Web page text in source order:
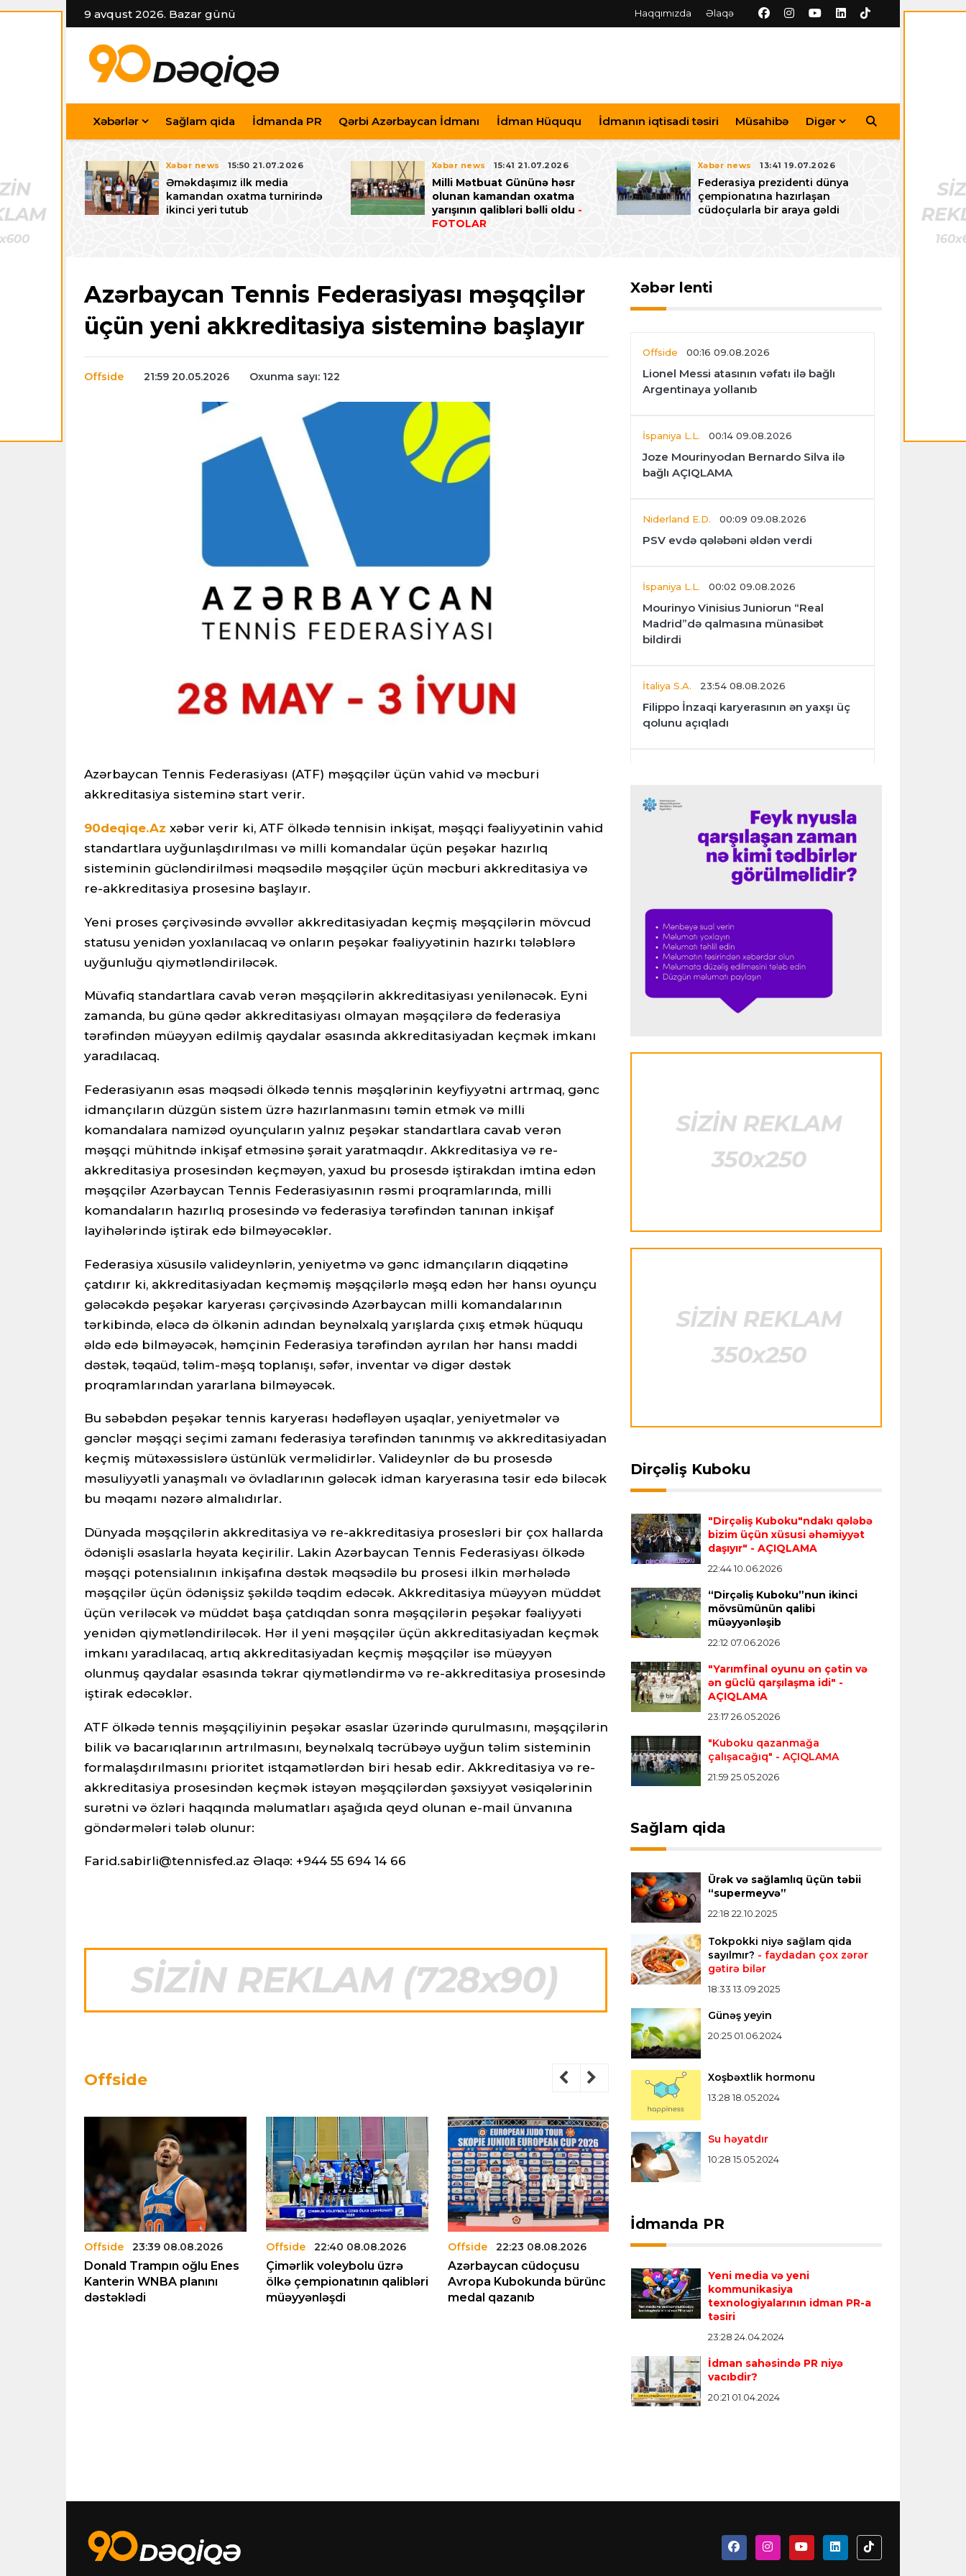
9 avqust 2026. Bazar günü Haqqımızda Əlaqə
Xəbərlər Sağlam qida İdmanda PR Qərbi Azərbaycan İdmanı İdman Hüququ İdmanın iqtisadi təsiri Müsahibə Digər
U-15
festivalı ilə
Xəbər news 15:50 21.07.2026
Əməkdaşımız ilk media
kamandan oxatma turnirində
ikinci yeri tutub
Xəbər news 15:41 21.07.2026
Milli Mətbuat Gününə həsr
olunan kamandan oxatma
yarışının qalibləri bəlli oldu -
FOTOLAR
Xəbər news 13:41 19.07.2026
Federasiya prezidenti dünya
çempionatına hazırlaşan
cüdoçularla bir araya gəldi
Azərbaycan Tennis Federasiyası məşqçilər
üçün yeni akkreditasiya sisteminə başlayır
Offside 21:59 20.05.2026 Oxunma sayı: 122
Azərbaycan Tennis Federasiyası (ATF) məşqçilər üçün vahid və məcburi
akkreditasiya sisteminə start verir.
90deqiqe.Az xəbər verir ki, ATF ölkədə tennisin inkişat, məşqçi fəaliyyətinin vahid
standartlara uyğunlaşdırılması və milli komandalar üçün peşəkar hazırlıq
sisteminin gücləndirilməsi məqsədilə məşqçilər üçün məcburi akkreditasiya və
re-akkreditasiya prosesinə başlayır.
Yeni proses çərçivəsində əvvəllər akkreditasiyadan keçmiş məşqçilərin mövcud
statusu yenidən yoxlanılacaq və onların peşəkar fəaliyyətinin hazırkı tələblərə
uyğunluğu qiymətləndiriləcək.
Müvafiq standartlara cavab verən məşqçilərin akkreditasiyası yenilənəcək. Eyni
zamanda, bu günə qədər akkreditasiyası olmayan məşqçilərə də federasiya
tərəfindən müəyyən edilmiş qaydalar əsasında akkreditasiyadan keçmək imkanı
yaradılacaq.
Federasiyanın əsas məqsədi ölkədə tennis məşqlərinin keyfiyyətni artrmaq, gənc
idmançıların düzgün sistem üzrə hazırlanmasını təmin etmək və milli
komandalara namizəd oyunçuların yalnız peşəkar standartlara cavab verən
məşqçi mühitndə inkişaf etməsinə şərait yaratmaqdır. Akkreditasiya və re-
akkreditasiya prosesindən keçməyən, yaxud bu prosesdə iştirakdan imtina edən
məşqçilər Azərbaycan Tennis Federasiyasının rəsmi proqramlarında, milli
komandaların hazırlıq prosesində və federasiya tərəfindən tanınan inkişaf
layihələrində iştirak edə bilməyəcəklər.
Federasiya xüsusilə valideynlərin, yeniyetmə və gənc idmançıların diqqətinə
çatdırır ki, akkreditasiyadan keçməmiş məşqçilərlə məşq edən hər hansı oyunçu
gələcəkdə peşəkar karyerası çərçivəsində Azərbaycan milli komandalarının
tərkibində, eləcə də ölkənin adından beynəlxalq yarışlarda çıxış etmək hüququ
əldə edə bilməyəcək, həmçinin Federasiya tərəfindən ayrılan hər hansı maddi
dəstək, təqaüd, təlim-məşq toplanışı, səfər, inventar və digər dəstək
proqramlarından yararlana bilməyəcək.
Bu səbəbdən peşəkar tennis karyerası hədəfləyən uşaqlar, yeniyetmələr və
gənclər məşqçi seçimi zamanı federasiya tərəfindən tanınmış və akkreditasiyadan
keçmiş mütəxəssislərə üstünlük verməlidirlər. Valideynlər də bu prosesdə
məsuliyyətli yanaşmalı və övladlarının gələcək idman karyerasına təsir edə biləcək
bu məqamı nəzərə almalıdırlar.
Dünyada məşqçilərin akkreditasiya və re-akkreditasiya prosesləri bir çox hallarda
ödənişli əsaslarla həyata keçirilir. Lakin Azərbaycan Tennis Federasiyası ölkədə
məşqçi potensialının inkişafına dəstək məqsədilə bu prosesi ilkin mərhələdə
məşqçilər üçün ödənişsiz şəkildə təqdim edəcək. Akkreditasiya müəyyən müddət
üçün veriləcək və müddət başa çatdıqdan sonra məşqçilərin peşəkar fəaliyyəti
yenidən qiymətləndiriləcək. Hər il yeni məşqçilər üçün akkreditasiyadan keçmək
imkanı yaradılacaq, artıq akkreditasiyadan keçmiş məşqçilər isə müəyyən
olunmuş qaydalar əsasında təkrar qiymətləndirmə və re-akkreditasiya prosesində
iştirak edəcəklər.
ATF ölkədə tennis məşqçiliyinin peşəkar əsaslar üzərində qurulmasını, məşqçilərin
bilik və bacarıqlarının artrılmasını, beynəlxalq təcrübəyə uyğun təlim sisteminin
formalaşdırılmasını prioritet istqamətlərdən biri hesab edir. Akkreditasiya və re-
akkreditasiya prosesindən keçmək istəyən məşqçilərdən şəxsiyyət vəsiqələrinin
surətni və özləri haqqında məlumatları aşağıda qeyd olunan e-mail ünvanına
göndərmələri tələb olunur:
Farid.sabirli@tennisfed.az Əlaqə: +944 55 694 14 66
Offside
Offside 23:39 08.08.2026
Donald Trampın oğlu Enes
Kanterin WNBA planını
dəstəklədi
Offside 22:40 08.08.2026
Çimərlik voleybolu üzrə
ölkə çempionatının qalibləri
müəyyənləşdi
Offside 22:23 08.08.2026
Azərbaycan cüdoçusu
Avropa Kubokunda bürünc
medal qazanıb
Offside
Kamandan oxatma üzrə
ölkə çempionatında
finalçılar bəlli oldu
Qaliblər müəyyənləşdi
Xəbər lenti
Offside 00:16 09.08.2026
Lionel Messi atasının vəfatı ilə bağlı
Argentinaya yollanıb
İspaniya L.L. 00:14 09.08.2026
Joze Mourinyodan Bernardo Silva ilə
bağlı AÇIQLAMA
Niderland E.D. 00:09 09.08.2026
PSV evdə qələbəni əldən verdi
İspaniya L.L. 00:02 09.08.2026
Mourinyo Vinisius Juniorun “Real
Madrid”də qalmasına münasibət
bildirdi
İtaliya S.A. 23:54 08.08.2026
Filippo İnzaqi karyerasının ən yaxşı üç
qolunu açıqladı
araşdırmaya başlaya bilər
23:39 08.08.2026
Donald Trampın oğlu Enes Kanterin
Formula-1 23:23 08.08.2026
“Ferrari”nin məni necə təhlil etdiyini
görəndə şoka düşdüm”
Şumaxerlə müqayisə etdi
“Real Madrid” “Ferentsvaroş”a qalib
çempionatının qalibləri müəyyənləşdi
22:23 08.08.2026
karyerasını MLS-də davam etdirəcək
Transfer 21:08 08.08.2026
Xulian Alvares “Atletiko” rəhbərliyini
“Barselona”ya keçidinə razı salmaq
Transfer 21:05 08.08.2026
“Atletiko”nun futbolçusu “River Pleyt”ə
Transfer 20:58 08.08.2026
“Vest Hem” “Tottenhem”in
futbolçusunu transfer edir
Offside 20:51 08.08.2026
çempionatında finalçılar bəlli oldu
Mingəçevirdə “Kürü keçək?! 5” yarışı
keçirildi- Qaliblər müəyyənləşdi
Formula-1 20:24 08.08.2026
Verstappen öz komandasının "Formula
1"də iştirak etməyəcəyini açıqladı
Bütün xəbərlər >>>
Dirçəliş Kuboku
"Dirçəliş Kuboku"ndakı qələbə
bizim üçün xüsusi əhəmiyyət
daşıyır" - AÇIQLAMA
22:44 10.06.2026
“Dirçəliş Kuboku”nun ikinci
mövsümünün qalibi
müəyyənləşib
22:12 07.06.2026
"Yarımfinal oyunu ən çətin və
ən güclü qarşılaşma idi" -
AÇIQLAMA
23:17 26.05.2026
"Kuboku qazanmağa
çalışacağıq" - AÇIQLAMA
21:59 25.05.2026
Sağlam qida
Ürək və sağlamlıq üçün təbii
“supermeyvə”
22:18 22.10.2025
Tokpokki niyə sağlam qida
sayılmır? - faydadan çox zərər
gətirə bilər
18:33 13.09.2025
Günəş yeyin
20:25 01.06.2024
Xoşbəxtlik hormonu
13:28 18.05.2024
Su həyatdır
10:28 15.05.2024
İdmanda PR
Yeni media və yeni
kommunikasiya
texnologiyalarının idman PR-a
təsiri
23:28 24.04.2024
İdman sahəsində PR niyə
vacıbdir?
20:21 01.04.2024